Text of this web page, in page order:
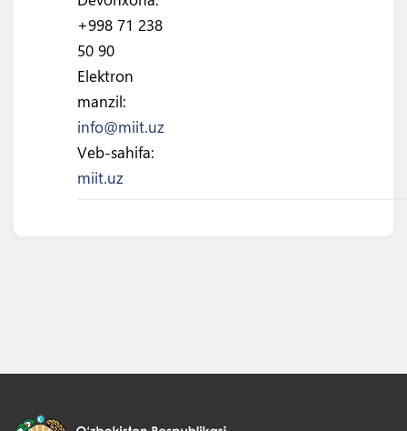
+998 71 238
50 90
Elektron
manzil:
info@miit.uz
Veb-sahifa:
miit.uz